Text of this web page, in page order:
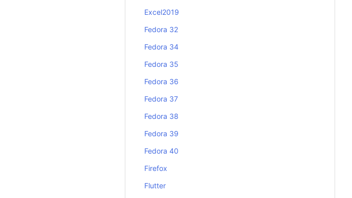
Excel2019
Fedora 32
Fedora 34
Fedora 35
Fedora 36
Fedora 37
Fedora 38
Fedora 39
Fedora 40
Firefox
Flutter